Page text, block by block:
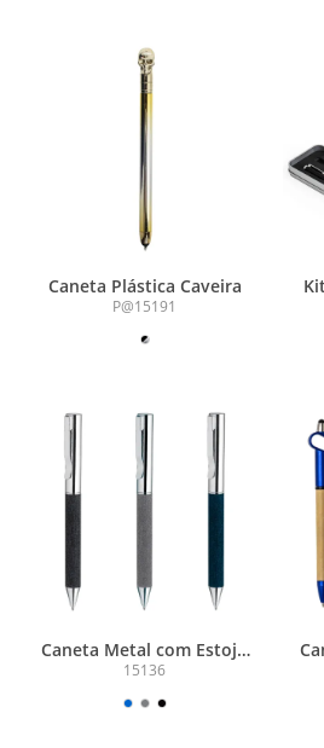
Caneta Plástica Caveira
P@15191
Caneta Metal com Estojo
Rpet
15136